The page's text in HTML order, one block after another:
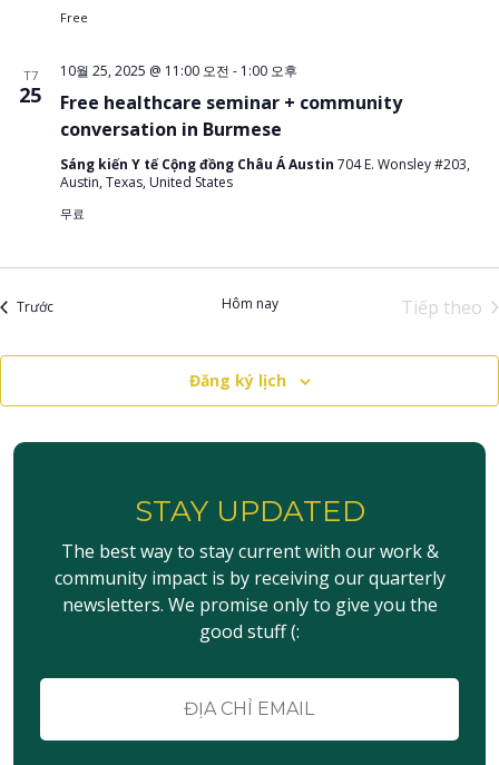
Free
T7
25
Free healthcare seminar + community
conversation in Burmese
10월 25, 2025 @ 11:00 오전 - 1:00 오후
Sáng kiến Y tế Cộng đồng Châu Á Austin 704 E. Wonsley #203,
Austin, Texas, United States
무료
TrướcSự kiện Hôm nay
Tiếp theo
Đăng ký lịch
STAY UPDATED
The best way to stay current with our work &
community impact is by receiving our quarterly
newsletters. We promise only to give you the
good stuff (:
mail